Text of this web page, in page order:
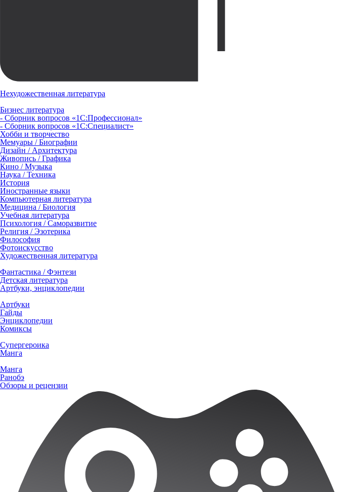
Нехудожественная литература
Бизнес литература
- Сборник вопросов «1С:Профессионал»
- Сборник вопросов «1С:Специалист»
Хобби и творчество
Мемуары / Биографии
Дизайн / Архитектура
Живопись / Графика
Кино / Музыка
Наука / Техника
История
Иностранные языки
Компьютерная литература
Медицина / Биология
Учебная литература
Психология / Саморазвитие
Религия / Эзотерика
Философия
Фотоискусство
Художественная литература
Фантастика / Фэнтези
Детская литература
Артбуки, энциклопедии
Артбуки
Гайды
Энциклопедии
Комиксы
Супергероика
Манга
Манга
Ранобэ
Обзоры и рецензии